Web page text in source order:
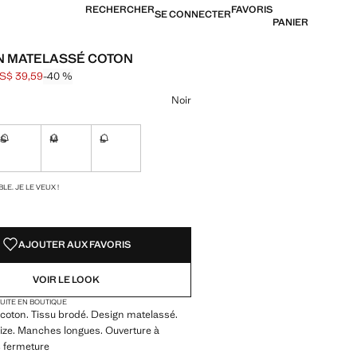
RECHERCHERSE CONNECTERFAVORIS
PANIER
MATELASSÉ COTON
[US$ 65,99 ]
39,59 ]
39,59-40 %
couleur
Noir
S M L
!
JE LE VEUX !
AJOUTER AUX FAVORIS
VOIR LE LOOK
EN BOUTIQUE
Tissu brodé. Design matelassé.
Manches longues. Ouverture à
fermeture